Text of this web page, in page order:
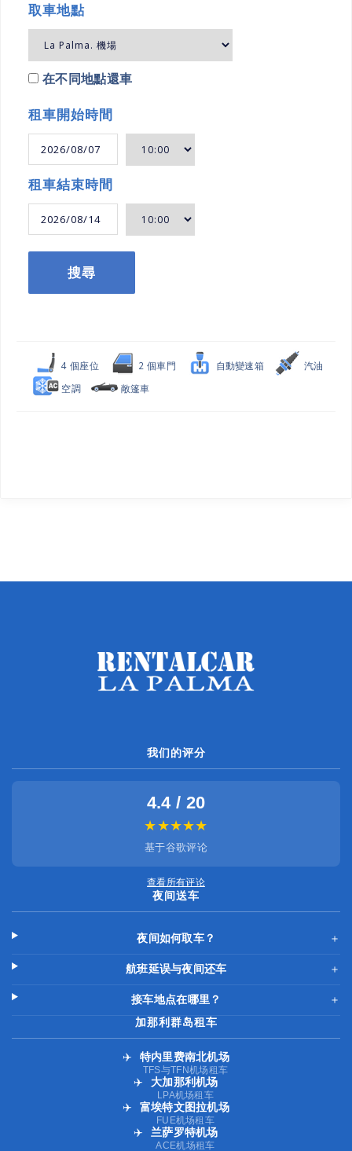
取車地點
在不同地點還車
租車開始時間
租車結束時間
搜尋
4 個座位 2 個車門 自動變速箱
汽油
空調
敞篷車
我们的评分
4.4 / 20
★★★★★
基于谷歌评论
查看所有评论
夜间送车
夜间如何取车？ ＋
航班延误与夜间还车 ＋
接车地点在哪里？
＋
加那利群岛租车
✈️ 特内里费南北机场
TFS与TFN机场租车
✈️ 大加那利机场
LPA机场租车
✈️ 富埃特文图拉机场
FUE机场租车
✈️ 兰萨罗特机场
ACE机场租车